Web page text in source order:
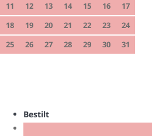
11
12 13 14 15 16
17
18
19 20 21 22 23
24
25
26 27 28 29 30 31
Bestilt